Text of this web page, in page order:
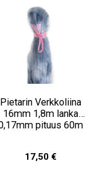
Pietarin Verkkoliina
16mm 1,8m lanka
0,17mm pituus 60m
17,50 €